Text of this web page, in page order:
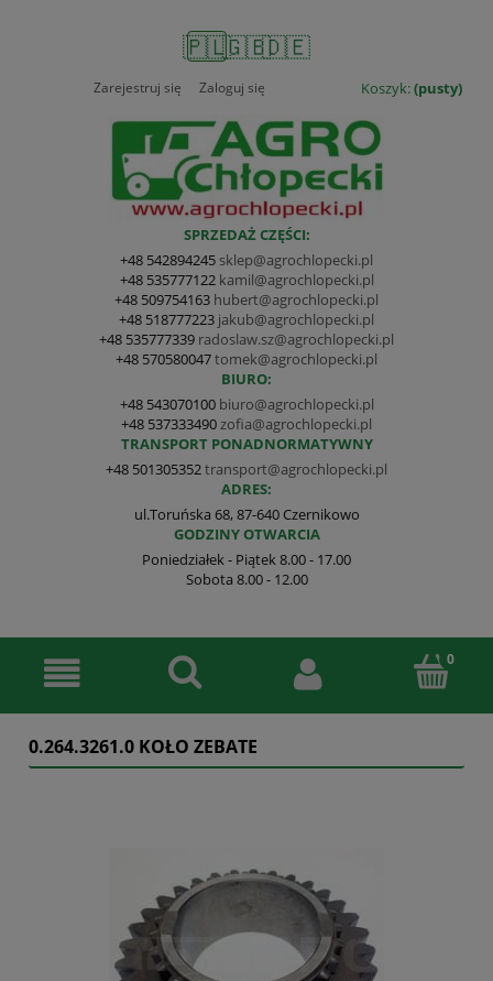
🇵🇱🇬🇧🇩🇪
Koszyk:(pusty)
Zarejestruj się Zaloguj się
SPRZEDAŻ CZĘŚCI:
+48 542894245 sklep@agrochlopecki.pl
+48 535777122 kamil@agrochlopecki.pl
+48 509754163 hubert@agrochlopecki.pl
+48 518777223 jakub@agrochlopecki.pl
+48 535777339 radoslaw.sz@agrochlopecki.pl
+48 570580047tomek@agrochlopecki.pl
BIURO:
+48 543070100 biuro@agrochlopecki.pl
+48 537333490 zofia@agrochlopecki.pl
TRANSPORT PONADNORMATYWNY
+48 501305352transport@agrochlopecki.pl
ADRES:
ul.Toruńska 68, 87-640 Czernikowo
GODZINY OTWARCIA
Poniedziałek - Piątek 8.00 - 17.00
Sobota 8.00 - 12.00
0.264.3261.0 KOŁO ZEBATE